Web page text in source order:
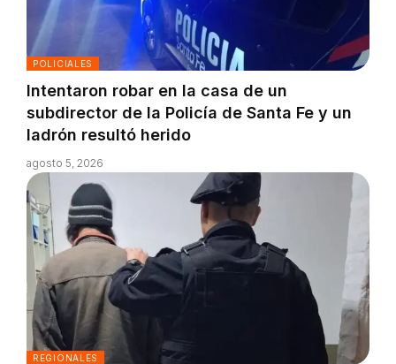
POLICIALES
Intentaron robar en la casa de un
subdirector de la Policía de Santa Fe y un
ladrón resultó herido
agosto 5, 2026
REGIONALES